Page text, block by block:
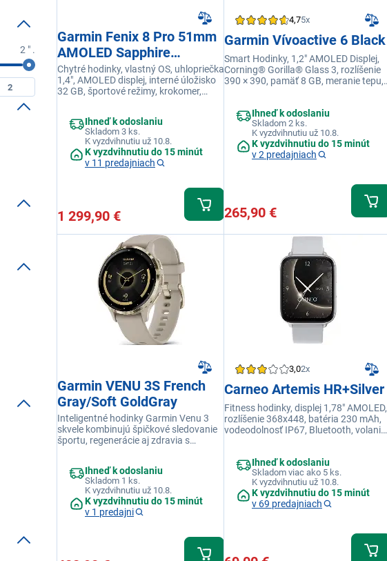
2 " .
Garmin Fenix 8 Pro 51mm
AMOLED Sapphire
Titanium Silicone band
Graphite/Black
Chytré hodinky, vlastný OS, uhlopriečka
1,4", AMOLED displej, interné úložisko
32 GB, športové režimy, krokomer,
vodotesnosť, farba titánová
Ihneď k odoslaniu
Skladom 3 ks.
K vyzdvihnutiu už 10.8.
K vyzdvihnutiu do 15 minút
v 11 predajniach
1 299,90 €
4,75x
Garmin Vívoactive 6 Black
Smart Hodinky, 1,2" AMOLED Displej,
Corning® Gorilla® Glass 3, rozlíšenie
390 × 390, pamäť 8 GB, meranie tepu,
Ihneď k odoslaniu
Skladom 2 ks.
K vyzdvihnutiu už 10.8.
K vyzdvihnutiu do 15 minút
v 2 predajniach
265,90 €
Garmin VENU 3S French
Gray/Soft GoldGray
Inteligentné hodinky Garmin Venu 3
skvele kombinujú špičkové sledovanie
športu, regenerácie aj zdravia s
platenie Garmin Pay či telefonovanie
priamo zo zápästia.
Ihneď k odoslaniu
Skladom 1 ks.
K vyzdvihnutiu už 10.8.
K vyzdvihnutiu do 15 minút
v 1 predajni
3,02x
Carneo Artemis HR+Silver
Fitness hodinky, displej 1,78" AMOLED,
rozlíšenie 368x448, batéria 230 mAh,
vodeodolnosť IP67, Bluetooth, volanie,
Ihneď k odoslaniu
Skladom viac ako 5 ks.
K vyzdvihnutiu už 10.8.
K vyzdvihnutiu do 15 minút
v 69 predajniach